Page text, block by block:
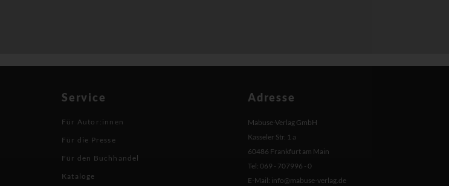
Service
Für Autor:innen
Für die Presse
Für den Buchhandel
Kataloge
Adresse
Mabuse-Verlag GmbH
Kasseler Str. 1 a
60486 Frankfurt am Main
Tel: 069 - 707996 - 0
E-Mail: info@mabuse-verlag.de